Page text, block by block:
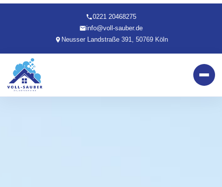
0221 20468275
info@voll-sauber.de
Neusser Landstraße 391, 50769 Köln